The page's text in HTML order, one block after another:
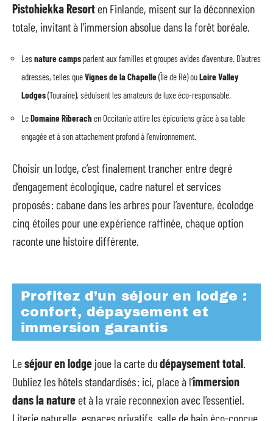
Pistohiekka Resort en Finlande, misent sur la déconnexion
totale, invitant à l’immersion absolue dans la forêt boréale.
Les nature camps parlent aux familles et groupes avides d’aventure. D’autres
adresses, telles queVignes de la Chapelle(Île de Ré) ouLoire Valley
Lodges(Touraine), séduisent les amateurs de luxe éco-responsable.
LeDomaine Riberachen Occitanie attire les épicuriens grâce à sa table
engagée et à son attachement profond à l’environnement.
Choisir un lodge, c’est finalement trancher entre degré
d’engagement écologique, cadre naturel et services
proposés : cabane dans les arbres pour l’aventure, écolodge
cinq étoiles pour une expérience raffinée, chaque option
raconte une histoire différente.
Profitez d’un séjour en lodge :
confort, dépaysement et
immersion garantis
Leséjour en lodge joue la carte dudépaysement total.
Oubliez les hôtels standardisés : ici, place à l’immersion
dans la nature et à la vraie reconnexion avec l’essentiel.
Literie naturelle, espaces privatifs, salle de bain éco-conçue,